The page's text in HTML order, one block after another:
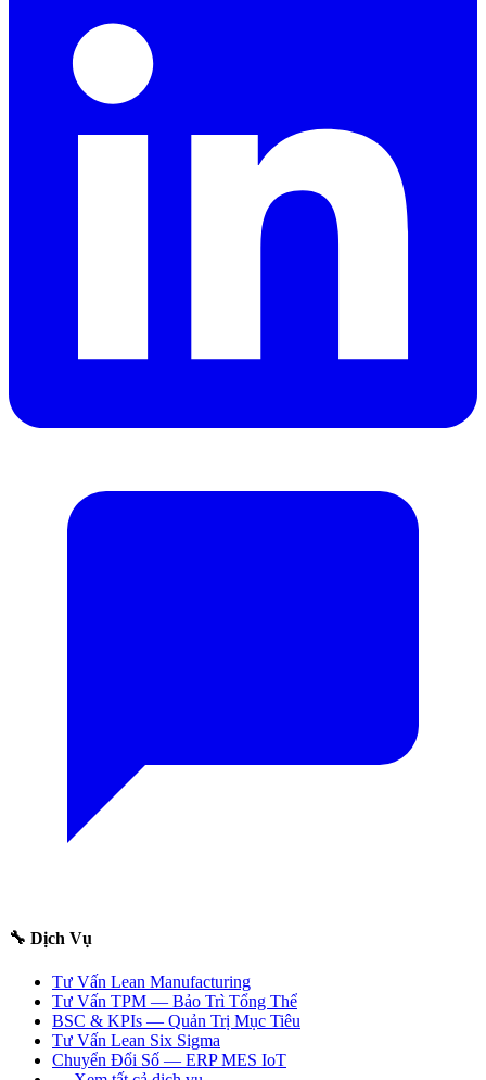
🔧 Dịch Vụ
Tư Vấn Lean Manufacturing
Tư Vấn TPM — Bảo Trì Tổng Thể
BSC & KPIs — Quản Trị Mục Tiêu
Tư Vấn Lean Six Sigma
Chuyển Đổi Số — ERP MES IoT